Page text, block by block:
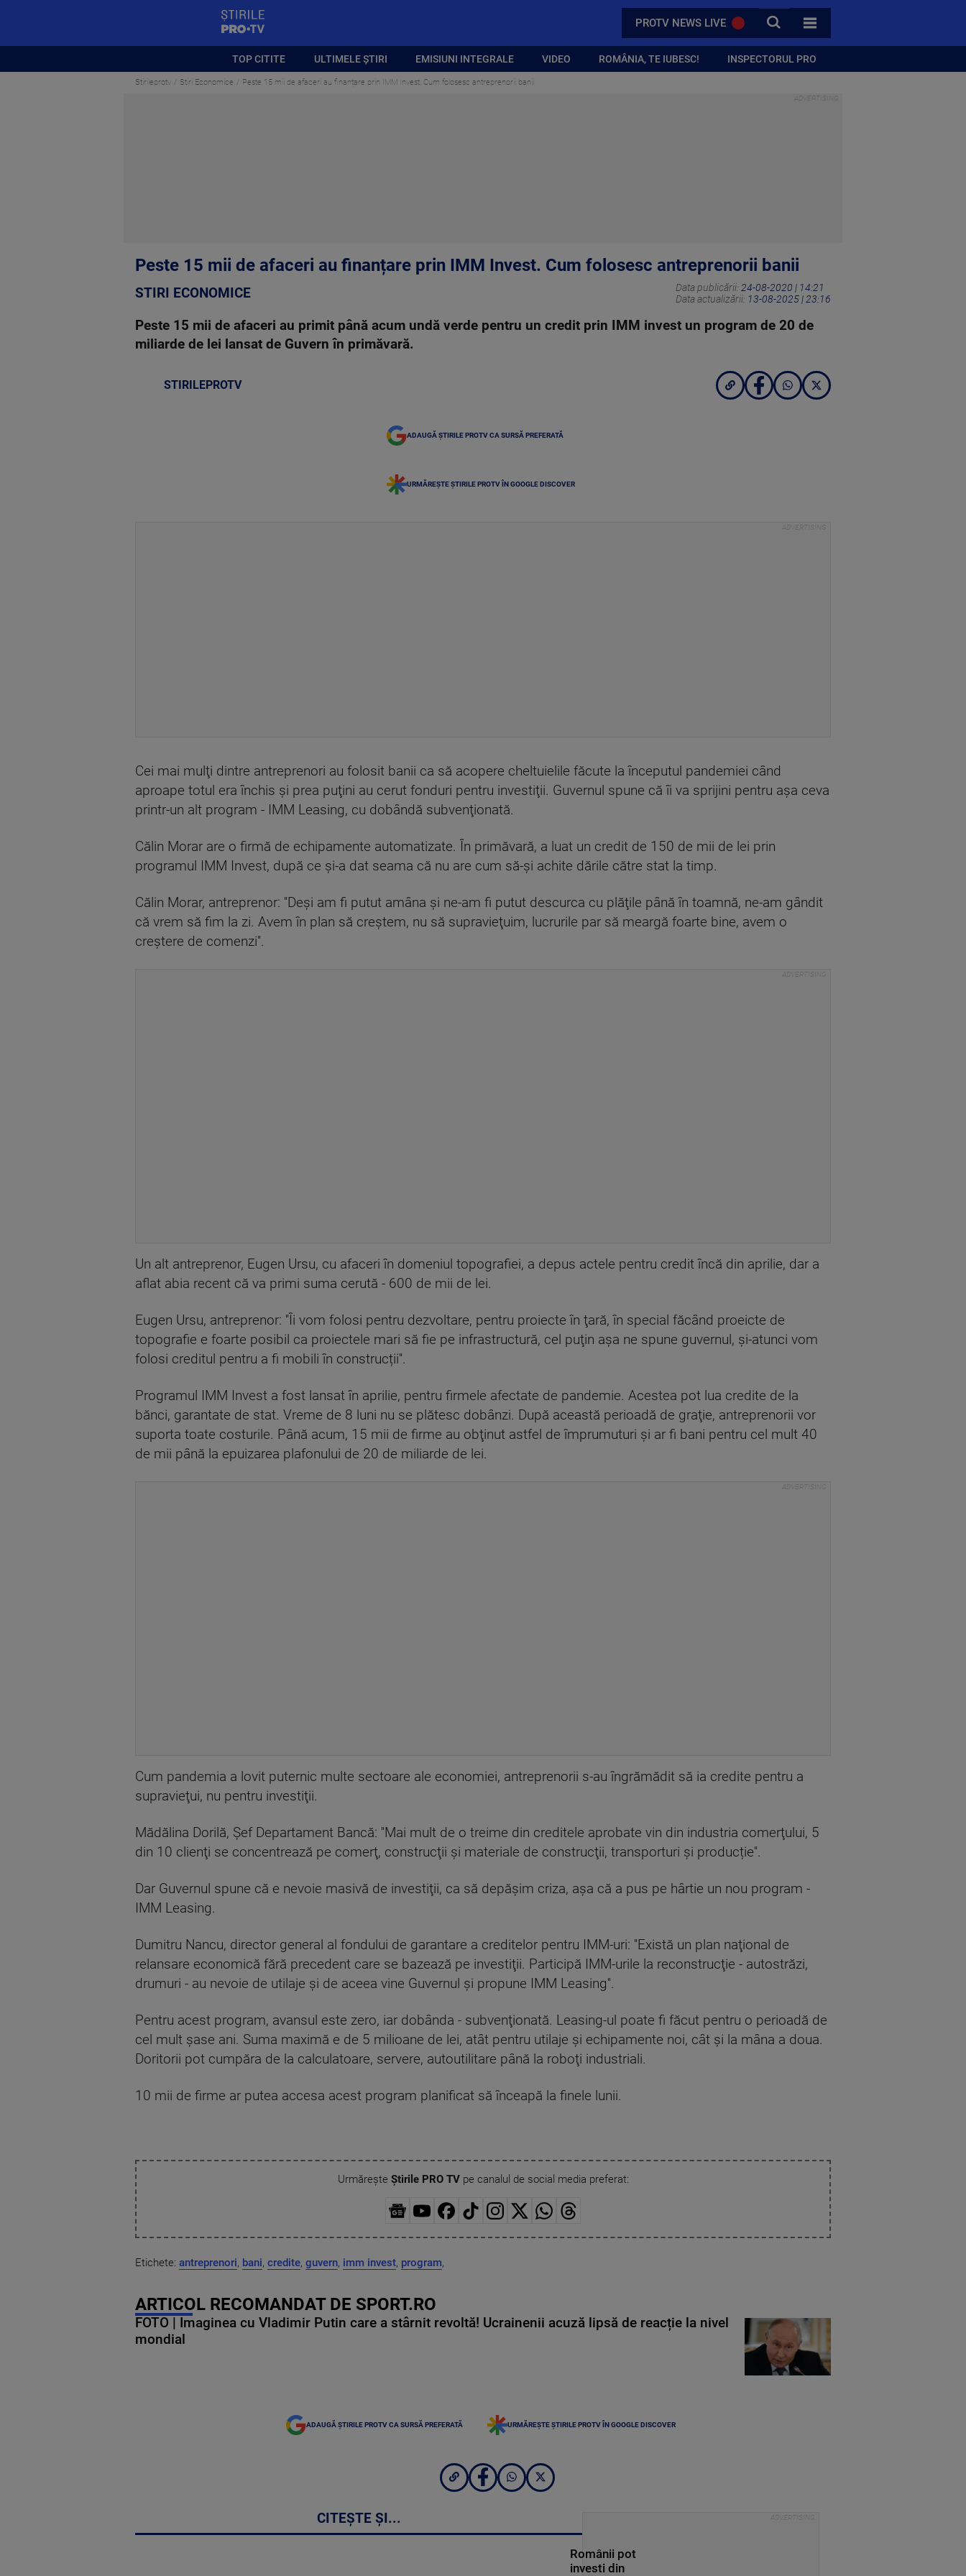
PROTV NEWS LIVE CAUTA
TOATE CATEGORIILE
TOP CITITE ULTIMELE ȘTIRI EMISIUNI INTEGRALE VIDEO ROMÂNIA, TE IUBESC! INSPECTORUL PRO
Stirileprotv Stiri Economice Peste 15 mii de afaceri au finanțare prin IMM Invest. Cum folosesc antreprenorii banii
Peste 15 mii de afaceri au finanțare prin IMM Invest. Cum folosesc antreprenorii banii
STIRI ECONOMICE Data publicării: 24-08-2020 | 14:21
Data actualizării: 13-08-2025 | 23:16
Peste 15 mii de afaceri au primit până acum undă verde pentru un credit prin IMM invest un program de 20 de
miliarde de lei lansat de Guvern în primăvară.
STIRILEPROTV
ADAUGĂ ȘTIRILE PROTV CA SURSĂ PREFERATĂ
URMĂREȘTE ȘTIRILE PROTV ÎN GOOGLE DISCOVER
Cei mai mulţi dintre antreprenori au folosit banii ca să acopere cheltuielile făcute la începutul pandemiei când
aproape totul era închis şi prea puţini au cerut fonduri pentru investiţii. Guvernul spune că îi va sprijini pentru aşa ceva
printr-un alt program - IMM Leasing, cu dobândă subvenţionată.
Călin Morar are o firmă de echipamente automatizate. În primăvară, a luat un credit de 150 de mii de lei prin
programul IMM Invest, după ce şi-a dat seama că nu are cum să-şi achite dările către stat la timp.
Călin Morar, antreprenor: ''Deși am fi putut amâna şi ne-am fi putut descurca cu plăţile până în toamnă, ne-am gândit
că vrem să fim la zi. Avem în plan să creştem, nu să supravieţuim, lucrurile par să meargă foarte bine, avem o
creştere de comenzi''.
Un alt antreprenor, Eugen Ursu, cu afaceri în domeniul topografiei, a depus actele pentru credit încă din aprilie, dar a
aflat abia recent că va primi suma cerută - 600 de mii de lei.
Eugen Ursu, antreprenor: ''Îi vom folosi pentru dezvoltare, pentru proiecte în ţară, în special făcând proeicte de
topografie e foarte posibil ca proiectele mari să fie pe infrastructură, cel puţin aşa ne spune guvernul, şi-atunci vom
folosi creditul pentru a fi mobili în construcții''.
Programul IMM Invest a fost lansat în aprilie, pentru firmele afectate de pandemie. Acestea pot lua credite de la
bănci, garantate de stat. Vreme de 8 luni nu se plătesc dobânzi. După această perioadă de graţie, antreprenorii vor
suporta toate costurile. Până acum, 15 mii de firme au obţinut astfel de împrumuturi şi ar fi bani pentru cel mult 40
de mii până la epuizarea plafonului de 20 de miliarde de lei.
Cum pandemia a lovit puternic multe sectoare ale economiei, antreprenorii s-au îngrămădit să ia credite pentru a
supravieţui, nu pentru investiţii.
Mădălina Dorilă, Şef Departament Bancă: ''Mai mult de o treime din creditele aprobate vin din industria comerţului, 5
din 10 clienţi se concentrează pe comerţ, construcţii şi materiale de construcţii, transporturi şi producție''.
Dar Guvernul spune că e nevoie masivă de investiţii, ca să depăşim criza, aşa că a pus pe hârtie un nou program -
IMM Leasing.
Dumitru Nancu, director general al fondului de garantare a creditelor pentru IMM-uri: ''Există un plan naţional de
relansare economică fără precedent care se bazează pe investiţii. Participă IMM-urile la reconstrucţie - autostrăzi,
drumuri - au nevoie de utilaje şi de aceea vine Guvernul şi propune IMM Leasing''.
Pentru acest program, avansul este zero, iar dobânda - subvenţionată. Leasing-ul poate fi făcut pentru o perioadă de
cel mult şase ani. Suma maximă e de 5 milioane de lei, atât pentru utilaje şi echipamente noi, cât şi la mâna a doua.
Doritorii pot cumpăra de la calculatoare, servere, autoutilitare până la roboţi industriali.
10 mii de firme ar putea accesa acest program planificat să înceapă la finele lunii.
Urmărește Știrile PRO TVpe canalul de social media preferat:
Etichete: antreprenori, bani, credite, guvern, imm invest, program,
ARTICOL RECOMANDAT DE SPORT.RO
FOTO | Imaginea cu Vladimir Putin care a stârnit revoltă! Ucrainenii acuză lipsă de reacție la nivel
mondial
ADAUGĂ ȘTIRILE PROTV CA SURSĂ PREFERATĂ URMĂREȘTE ȘTIRILE PROTV ÎN GOOGLE DISCOVER
CITEȘTE ȘI...
Românii pot
investi din